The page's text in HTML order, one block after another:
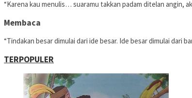
“Karena kau menulis… suaramu takkan padam ditelan angin,
Membaca
“Tindakan besar dimulai dari ide besar. Ide besar dimulai dari
TERPOPULER